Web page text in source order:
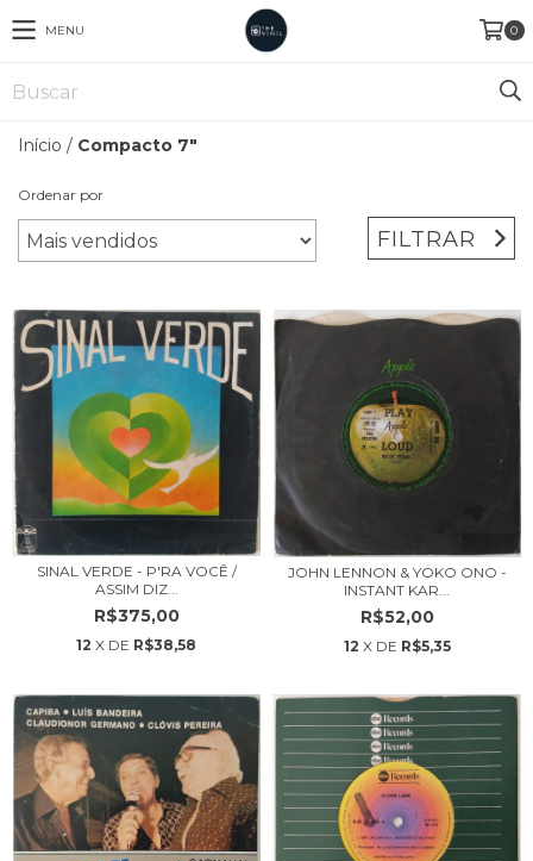
MENU 0
Início / Compacto 7"
Ordenar por
FILTRAR
SINAL VERDE - P'RA VOCÊ /
ASSIM DIZ...
R$375,00
12 X DE R$38,58
JOHN LENNON & YOKO ONO -
INSTANT KAR...
R$52,00
12 X DE R$5,35